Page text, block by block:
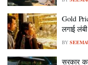
Gold
लगाई
BY
सरकार